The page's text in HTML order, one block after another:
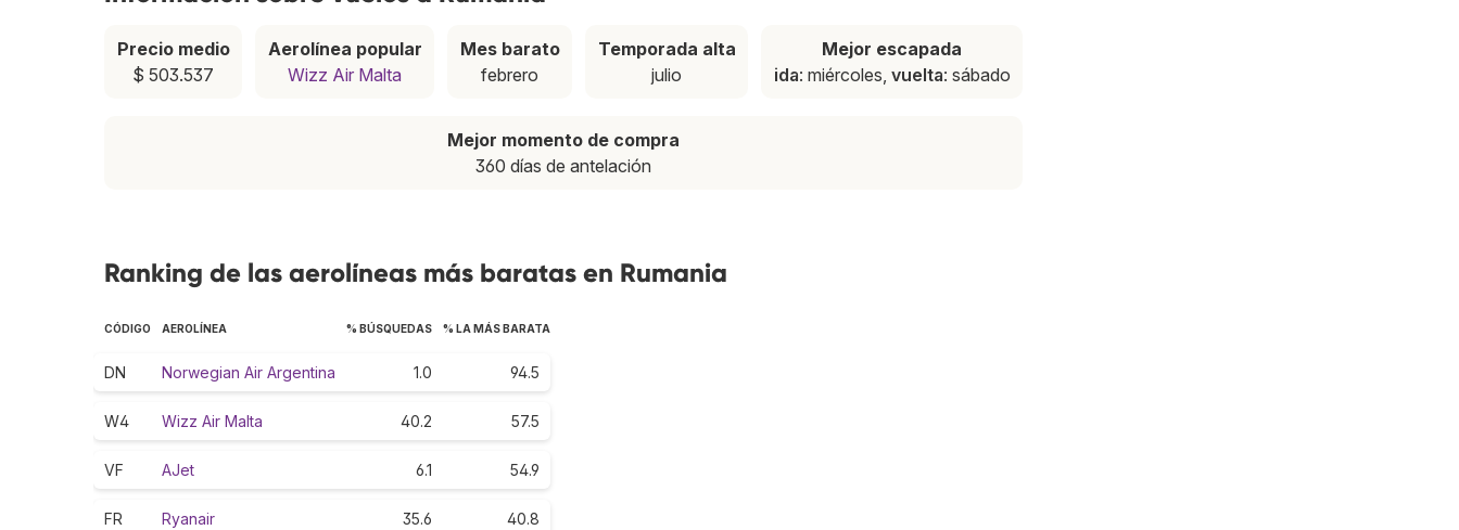
Precio medio
$ 503.537
Aerolínea popular
Wizz Air Malta
Mes barato
febrero
Temporada alta
julio
Mejor escapada
ida: miércoles, vuelta: sábado
Mejor momento de compra
360 días de antelación
Ranking de las aerolíneas más baratas en Rumania
CÓDIGO AEROLÍNEA % BÚSQUEDAS % LA MÁS BARATA
DN Norwegian Air Argentina 1.0 94.5
W4 Wizz Air Malta 40.2 57.5
VF AJet 6.1 54.9
FR Ryanair 35.6 40.8